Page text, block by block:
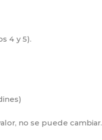
4 y 5).
no se puede cambiar.